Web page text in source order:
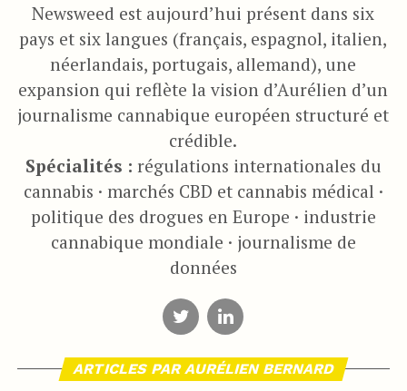
Newsweed est aujourd’hui présent dans six
pays et six langues (français, espagnol, italien,
néerlandais, portugais, allemand), une
expansion qui reflète la vision d’Aurélien d’un
journalisme cannabique européen structuré et
crédible.
Spécialités : régulations internationales du
cannabis · marchés CBD et cannabis médical ·
politique des drogues en Europe · industrie
cannabique mondiale · journalisme de
données
ARTICLES PAR AURÉLIEN BERNARD